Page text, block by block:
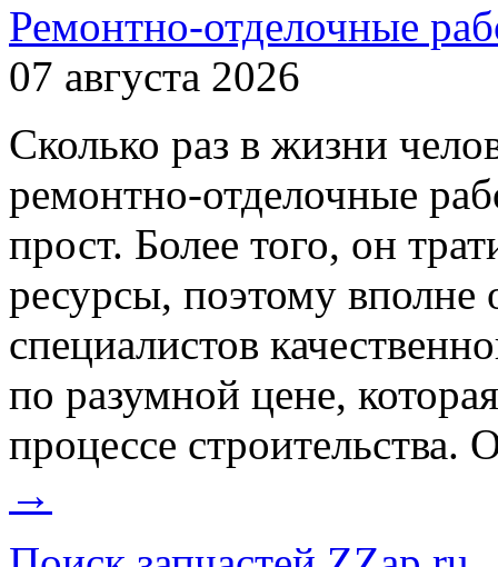
Ремонтно‑отделочные
07 августа 2026
Сколько раз в жизни
ремонтно‑отделочные
прост. Более того, он
ресурсы, поэтому вполне
специалистов
по разумной цене,
процессе строительства.
→